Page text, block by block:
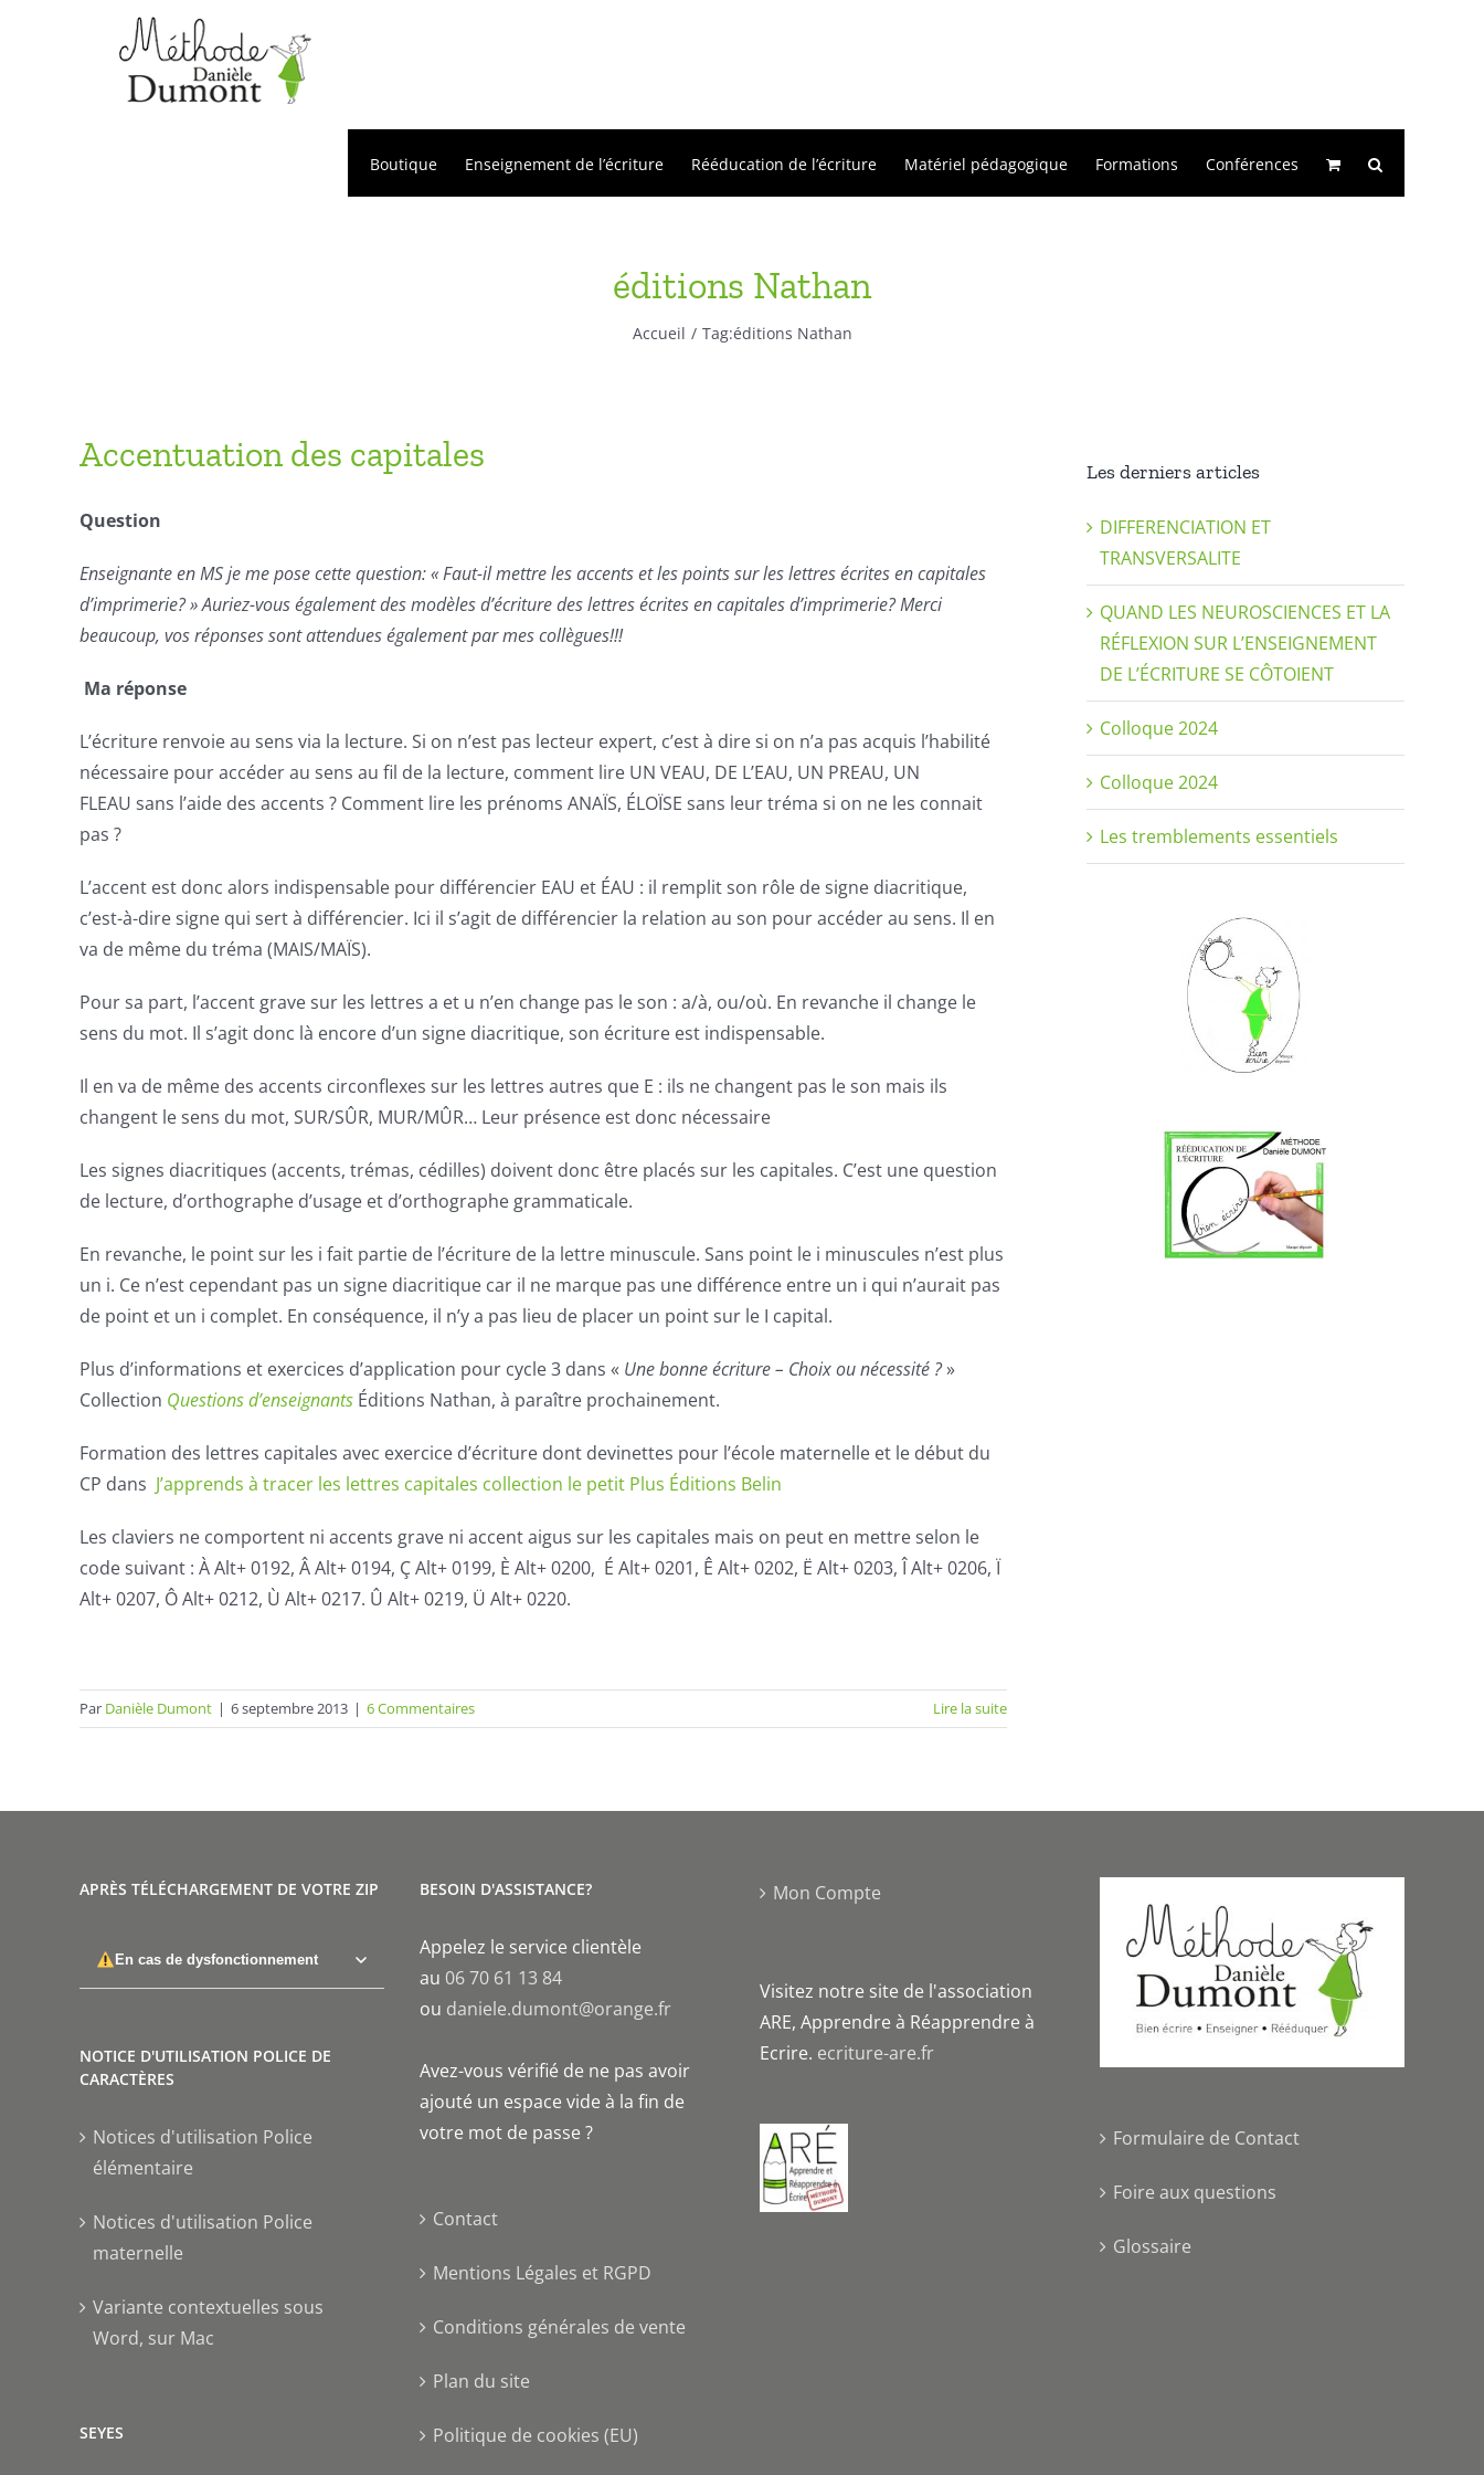
Boutique Enseignement de l’écriture Rééducation de l’écriture Matériel pédagogique Formations Conférences
éditions Nathan
Accueil Tag:éditions Nathan
Accentuation des capitales
Question
Enseignante en MS je me pose cette question: « Faut-il mettre les accents et les points sur les lettres écrites en capitales
d’imprimerie? » Auriez-vous également des modèles d’écriture des lettres écrites en capitales d’imprimerie? Merci
beaucoup, vos réponses sont attendues également par mes collègues!!!
Ma réponse
L’écriture renvoie au sens via la lecture. Si on n’est pas lecteur expert, c’est à dire si on n’a pas acquis l’habilité
nécessaire pour accéder au sens au fil de la lecture, comment lire UN VEAU, DE L’EAU, UN PREAU, UN
FLEAU sans l’aide des accents ? Comment lire les prénoms ANAÏS, ÉLOÏSE sans leur tréma si on ne les connait
pas ?
L’accent est donc alors indispensable pour différencier EAU et ÉAU : il remplit son rôle de signe diacritique,
c’est-à-dire signe qui sert à différencier. Ici il s’agit de différencier la relation au son pour accéder au sens. Il en
va de même du tréma (MAIS/MAÏS).
Pour sa part, l’accent grave sur les lettres a et u n’en change pas le son : a/à, ou/où. En revanche il change le
sens du mot. Il s’agit donc là encore d’un signe diacritique, son écriture est indispensable.
Il en va de même des accents circonflexes sur les lettres autres que E : ils ne changent pas le son mais ils
changent le sens du mot, SUR/SÛR, MUR/MÛR… Leur présence est donc nécessaire
Les signes diacritiques (accents, trémas, cédilles) doivent donc être placés sur les capitales. C’est une question
de lecture, d’orthographe d’usage et d’orthographe grammaticale.
En revanche, le point sur les i fait partie de l’écriture de la lettre minuscule. Sans point le i minuscules n’est plus
un i. Ce n’est cependant pas un signe diacritique car il ne marque pas une différence entre un i qui n’aurait pas
de point et un i complet. En conséquence, il n’y a pas lieu de placer un point sur le I capital.
Plus d’informations et exercices d’application pour cycle 3 dans « Une bonne écriture – Choix ou nécessité ?»
Collection Questions d’enseignants Éditions Nathan, à paraître prochainement.
Formation des lettres capitales avec exercice d’écriture dont devinettes pour l’école maternelle et le début du
CP dans J’apprends à tracer les lettres capitales collection le petit Plus Éditions Belin
Les claviers ne comportent ni accents grave ni accent aigus sur les capitales mais on peut en mettre selon le
code suivant : À Alt+ 0192, Â Alt+ 0194, Ç Alt+ 0199, È Alt+ 0200, É Alt+ 0201, Ê Alt+ 0202, Ë Alt+ 0203, Î Alt+ 0206, Ï
Alt+ 0207, Ô Alt+ 0212, Ù Alt+ 0217. Û Alt+ 0219, Ü Alt+ 0220.
Par Danièle Dumont | 6 septembre 2013 | 6 Commentaires Lire la suite
Les derniers articles
DIFFERENCIATION ET
TRANSVERSALITE
QUAND LES NEUROSCIENCES ET LA
RÉFLEXION SUR L’ENSEIGNEMENT
DE L’ÉCRITURE SE CÔTOIENT
Colloque 2024
Colloque 2024
Les tremblements essentiels
APRÈS TÉLÉCHARGEMENT DE VOTRE ZIP
En cas de dysfonctionnement
NOTICE D'UTILISATION POLICE DE
CARACTÈRES
Notices d'utilisation Police
élémentaire
Notices d'utilisation Police
maternelle
Variante contextuelles sous
Word, sur Mac
SEYES
BESOIN D'ASSISTANCE?
Appelez le service clientèle
au 06 70 61 13 84
ou daniele.dumont@orange.fr
Avez-vous vérifié de ne pas avoir
ajouté un espace vide à la fin de
votre mot de passe ?
Contact
Mentions Légales et RGPD
Conditions générales de vente
Plan du site
Politique de cookies (EU)
Mon Compte
Visitez notre site de l'association
ARE, Apprendre à Réapprendre à
Ecrire. ecriture-are.fr
Formulaire de Contact
Foire aux questions
Glossaire